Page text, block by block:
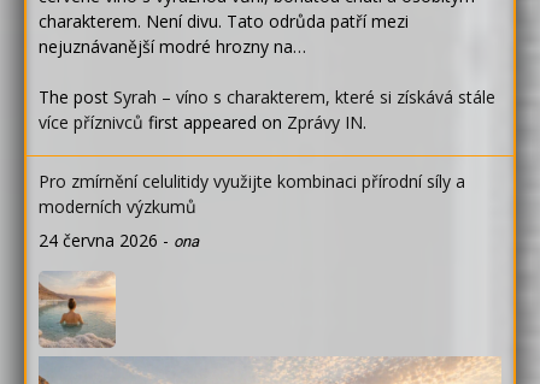
charakterem. Není divu. Tato odrůda patří mezi
nejuznávanější modré hrozny na…
The post Syrah – víno s charakterem, které si získává stále
více příznivců first appeared on Zprávy IN.
Pro zmírnění celulitidy využijte kombinaci přírodní síly a
moderních výzkumů
24 června 2026 - ona